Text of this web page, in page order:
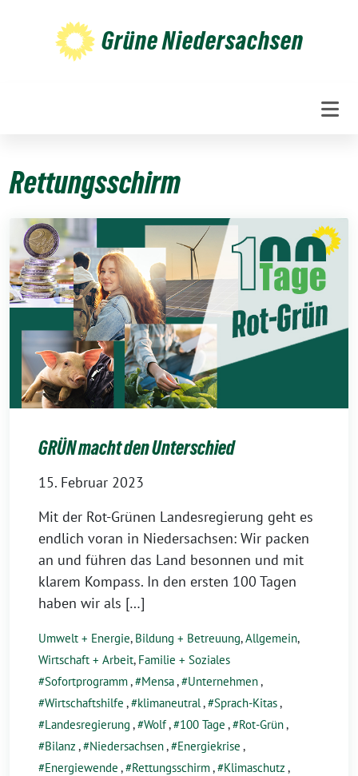
Grüne Niedersachsen
Rettungsschirm
GRÜN macht den Unterschied
15. Februar 2023
Mit der Rot-Grünen Landesregierung geht es
endlich voran in Niedersachsen: Wir packen
an und führen das Land besonnen und mit
klarem Kompass. In den ersten 100 Tagen
haben wir als […]
Umwelt + Energie, Bildung + Betreuung,Allgemein,
Wirtschaft + Arbeit, Familie + Soziales
Sofortprogramm, Mensa, Unternehmen,
Wirtschaftshilfe , klimaneutral , Sprach-Kitas,
Landesregierung , Wolf, 100 Tage , Rot-Grün,
Bilanz , Niedersachsen, Energiekrise ,
Energiewende , Rettungsschirm, Klimaschutz ,